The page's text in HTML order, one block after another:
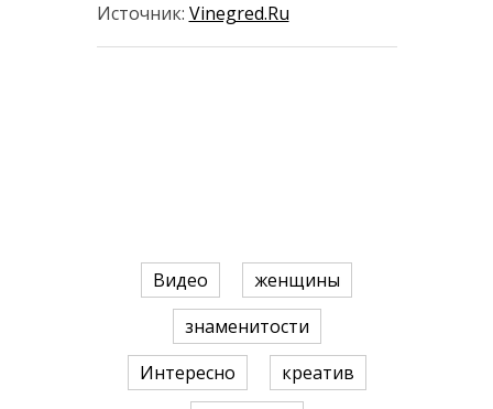
Источник: Vinegred.Ru
Видео
женщины
знаменитости
Интересно
креатив